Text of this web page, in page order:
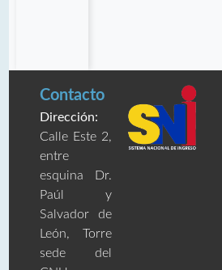
Contacto
Dirección:
Calle Este 2,
entre
esquina Dr.
Paúl y
Salvador de
León, Torre
sede del